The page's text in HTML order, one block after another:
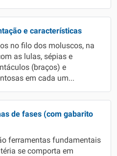
e características
no filo dos moluscos, na
as lulas, sépias e
(braços) e
em cada um...
de fases (com gabarito
ferramentas fundamentais
se comporta em